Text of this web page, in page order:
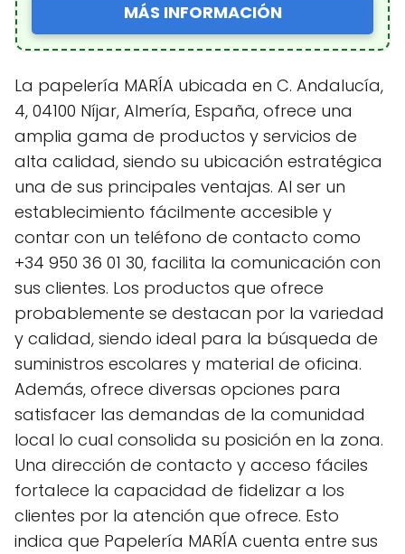
MÁS INFORMACIÓN
La papelería MARÍA ubicada en C. Andalucía,
4, 04100 Níjar, Almería, España, ofrece una
amplia gama de productos y servicios de
alta calidad, siendo su ubicación estratégica
una de sus principales ventajas. Al ser un
establecimiento fácilmente accesible y
contar con un teléfono de contacto como
+34 950 36 01 30, facilita la comunicación con
sus clientes. Los productos que ofrece
probablemente se destacan por la variedad
y calidad, siendo ideal para la búsqueda de
suministros escolares y material de oficina.
Además, ofrece diversas opciones para
satisfacer las demandas de la comunidad
local lo cual consolida su posición en la zona.
Una dirección de contacto y acceso fáciles
fortalece la capacidad de fidelizar a los
clientes por la atención que ofrece. Esto
indica que Papelería MARÍA cuenta entre sus